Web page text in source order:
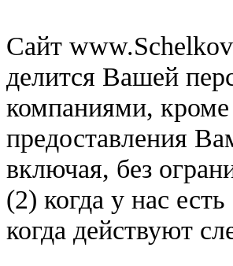
Сайт
делится Вашей
компаниями, кроме
предоставления
включая, без
(2) когда у нас
когда действуют